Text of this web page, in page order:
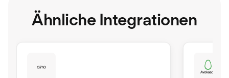
Ähnliche Integrationen